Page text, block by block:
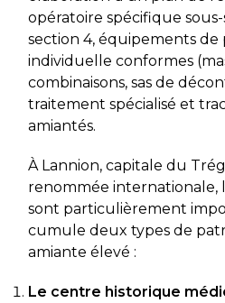
opératoire spécifique
section 4, équipements
individuelle conformes
combinaisons, sas de
traitement spécialisé et
amiantés.
À Lannion, capitale du
renommée internationale,
sont particulièrement
cumule deux types de
amiante élevé :
Le centre historique